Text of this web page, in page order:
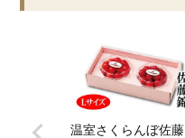
温室さくらんぼ佐藤